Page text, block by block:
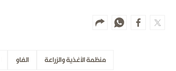
منظمة الأغذية والزراعة الفاو